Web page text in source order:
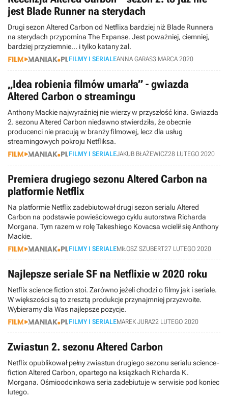
jest Blade Runner na sterydach
Drugi sezon Altered Carbon od Netflixa bardziej niż Blade Runnera
na sterydach przypomina The Expanse. Jest poważniej, ciemniej,
bardziej przyziemnie... i tylko katany żal.
FILMY I SERIALEANNA GARAS3 MARCA 2020
„Idea robienia filmów umarła” - gwiazda
Altered Carbon o streamingu
Anthony Mackie najwyraźniej nie wierzy w przyszłość kina. Gwiazda
2. sezonu Altered Carbon niedawno stwierdziła, że obecnie
producenci nie pracują w branży filmowej, lecz dla usług
streamingowych pokroju Netfliksa.
FILMY I SERIALEJAKUB BŁAŻEWICZ28 LUTEGO 2020
Premiera drugiego sezonu Altered Carbon na
platformie Netflix
Na platformie Netflix zadebiutował drugi sezon serialu Altered
Carbon na podstawie powieściowego cyklu autorstwa Richarda
Morgana. Tym razem w rolę Takeshiego Kovacsa wcielił się Anthony
Mackie.
FILMY I SERIALEMIŁOSZ SZUBERT27 LUTEGO 2020
Najlepsze seriale SF na Netflixie w 2020 roku
Netflix science fiction stoi. Zarówno jeżeli chodzi o filmy jak i seriale.
W większości są to zresztą produkcje przynajmniej przyzwoite.
Wybieramy dla Was najlepsze pozycje.
FILMY I SERIALEMAREK JURA22 LUTEGO 2020
Zwiastun 2. sezonu Altered Carbon
Netflix opublikował pełny zwiastun drugiego sezonu serialu science-
fiction Altered Carbon, opartego na książkach Richarda K.
Morgana. Ośmioodcinkowa seria zadebiutuje w serwisie pod koniec
lutego.